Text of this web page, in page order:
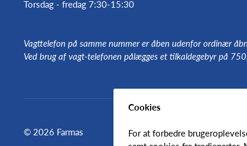
Torsdag - fredag 7:30-15:30
Vagttelefon på samme nummer er åben udenfor ordinær
Ved brug af vagt-telefonen pålægges et tilkaldegebyr på
© 2026 Farmas
Cookies
For at forbedre